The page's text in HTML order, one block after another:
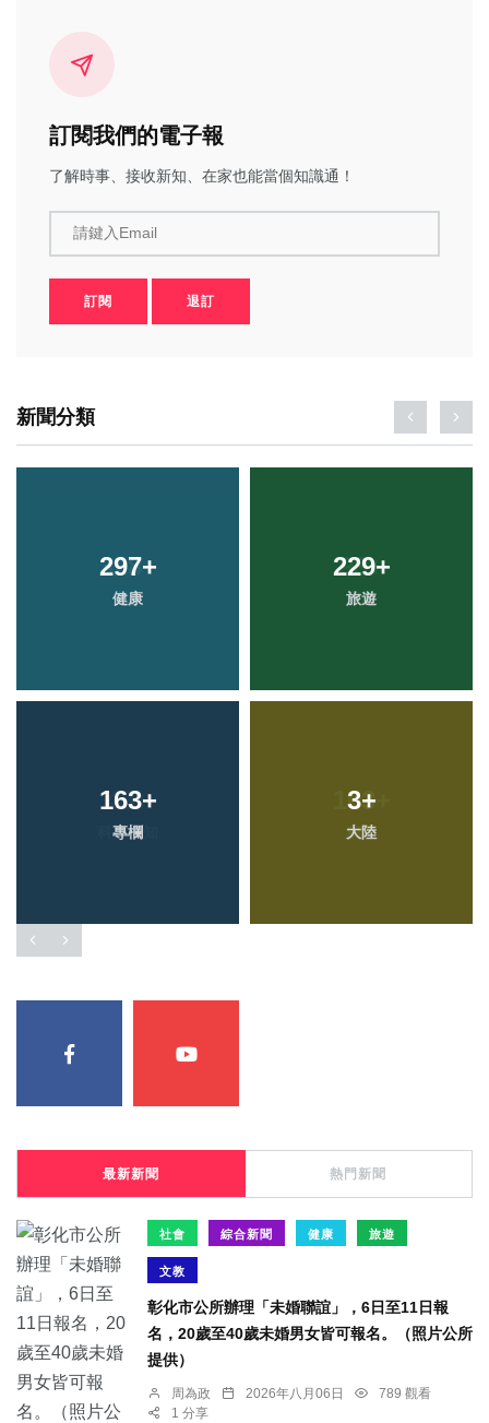
訂閱我們的電子報
了解時事、接收新知、在家也能當個知識通！
請鍵入Email
訂閱 退訂
新聞分類
297+
健康
229+
旅遊
163+
專欄
3+
大陸
最新新聞 熱門新聞
社會 綜合新聞 健康 旅遊
文教
彰化市公所辦理「未婚聯誼」，6日至11日報
名，20歲至40歲未婚男女皆可報名。（照片公所
提供）
周為政 2026年八月06日
789 觀看
1 分享